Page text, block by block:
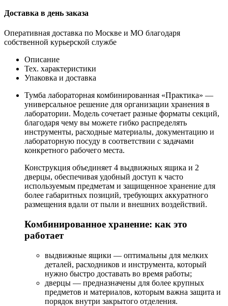
Доставка в день заказа
Оперативная доставка по Москве и МО благодаря
собственной курьерской службе
Описание
Тех. характеристики
Упаковка и доставка
Тумба лабораторная комбинированная «Практика» —
универсальное решение для организации хранения в
лаборатории. Модель сочетает разные форматы секций,
благодаря чему вы можете гибко распределять
инструменты, расходные материалы, документацию и
лабораторную посуду в соответствии с задачами
конкретного рабочего места.
Конструкция объединяет 4 выдвижных ящика и 2
дверцы, обеспечивая удобный доступ к часто
используемым предметам и защищенное хранение для
более габаритных позиций, требующих аккуратного
размещения вдали от пыли и внешних воздействий.
Комбинированное хранение: как это
работает
выдвижные ящики — оптимальны для мелких
деталей, расходников и инструмента, который
нужно быстро доставать во время работы;
дверцы — предназначены для более крупных
предметов и материалов, которым важна защита и
порядок внутри закрытого отделения.